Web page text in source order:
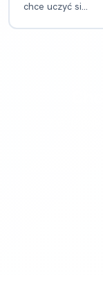
chce uczyć si...